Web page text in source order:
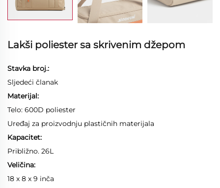
Lakši poliester sa skrivenim džepom
Stavka broj.:
Sljedeći članak
Materijal:
Telo: 600D poliester
Uređaj za proizvodnju plastičnih materijala
Kapacitet:
Približno. 26L
Veličina:
18 x 8 x 9 inča